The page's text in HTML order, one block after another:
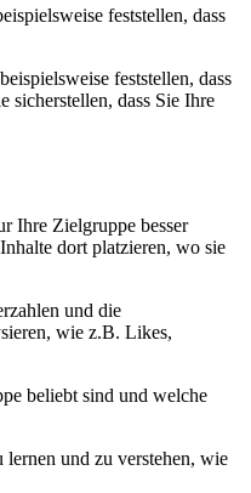
feststellen, dass
feststellen, dass
sicherstellen, dass Sie Ihre
Ihre Zielgruppe besser
dort platzieren, wo sie
und die
wie z.B. Likes,
beliebt sind und welche
und zu verstehen, wie